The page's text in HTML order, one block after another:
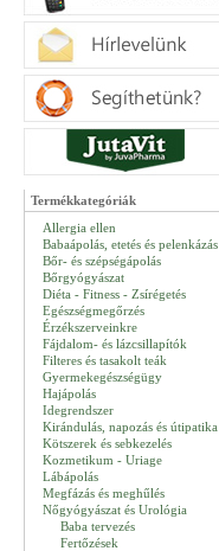
Termékkategóriák
Allergia ellen
Babaápolás, etetés és pelenkázás
Bőr- és szépségápolás
Bőrgyógyászat
Diéta - Fitness - Zsírégetés
Egészségmegőrzés
Érzékszerveinkre
Fájdalom- és lázcsillapítók
Filteres és tasakolt teák
Gyermekegészségügy
Hajápolás
Idegrendszer
Kirándulás, napozás és útipatika
Kötszerek és sebkezelés
Kozmetikum - Uriage
Lábápolás
Megfázás és meghűlés
Nőgyógyászat és Urológia
Baba tervezés
Fertőzések